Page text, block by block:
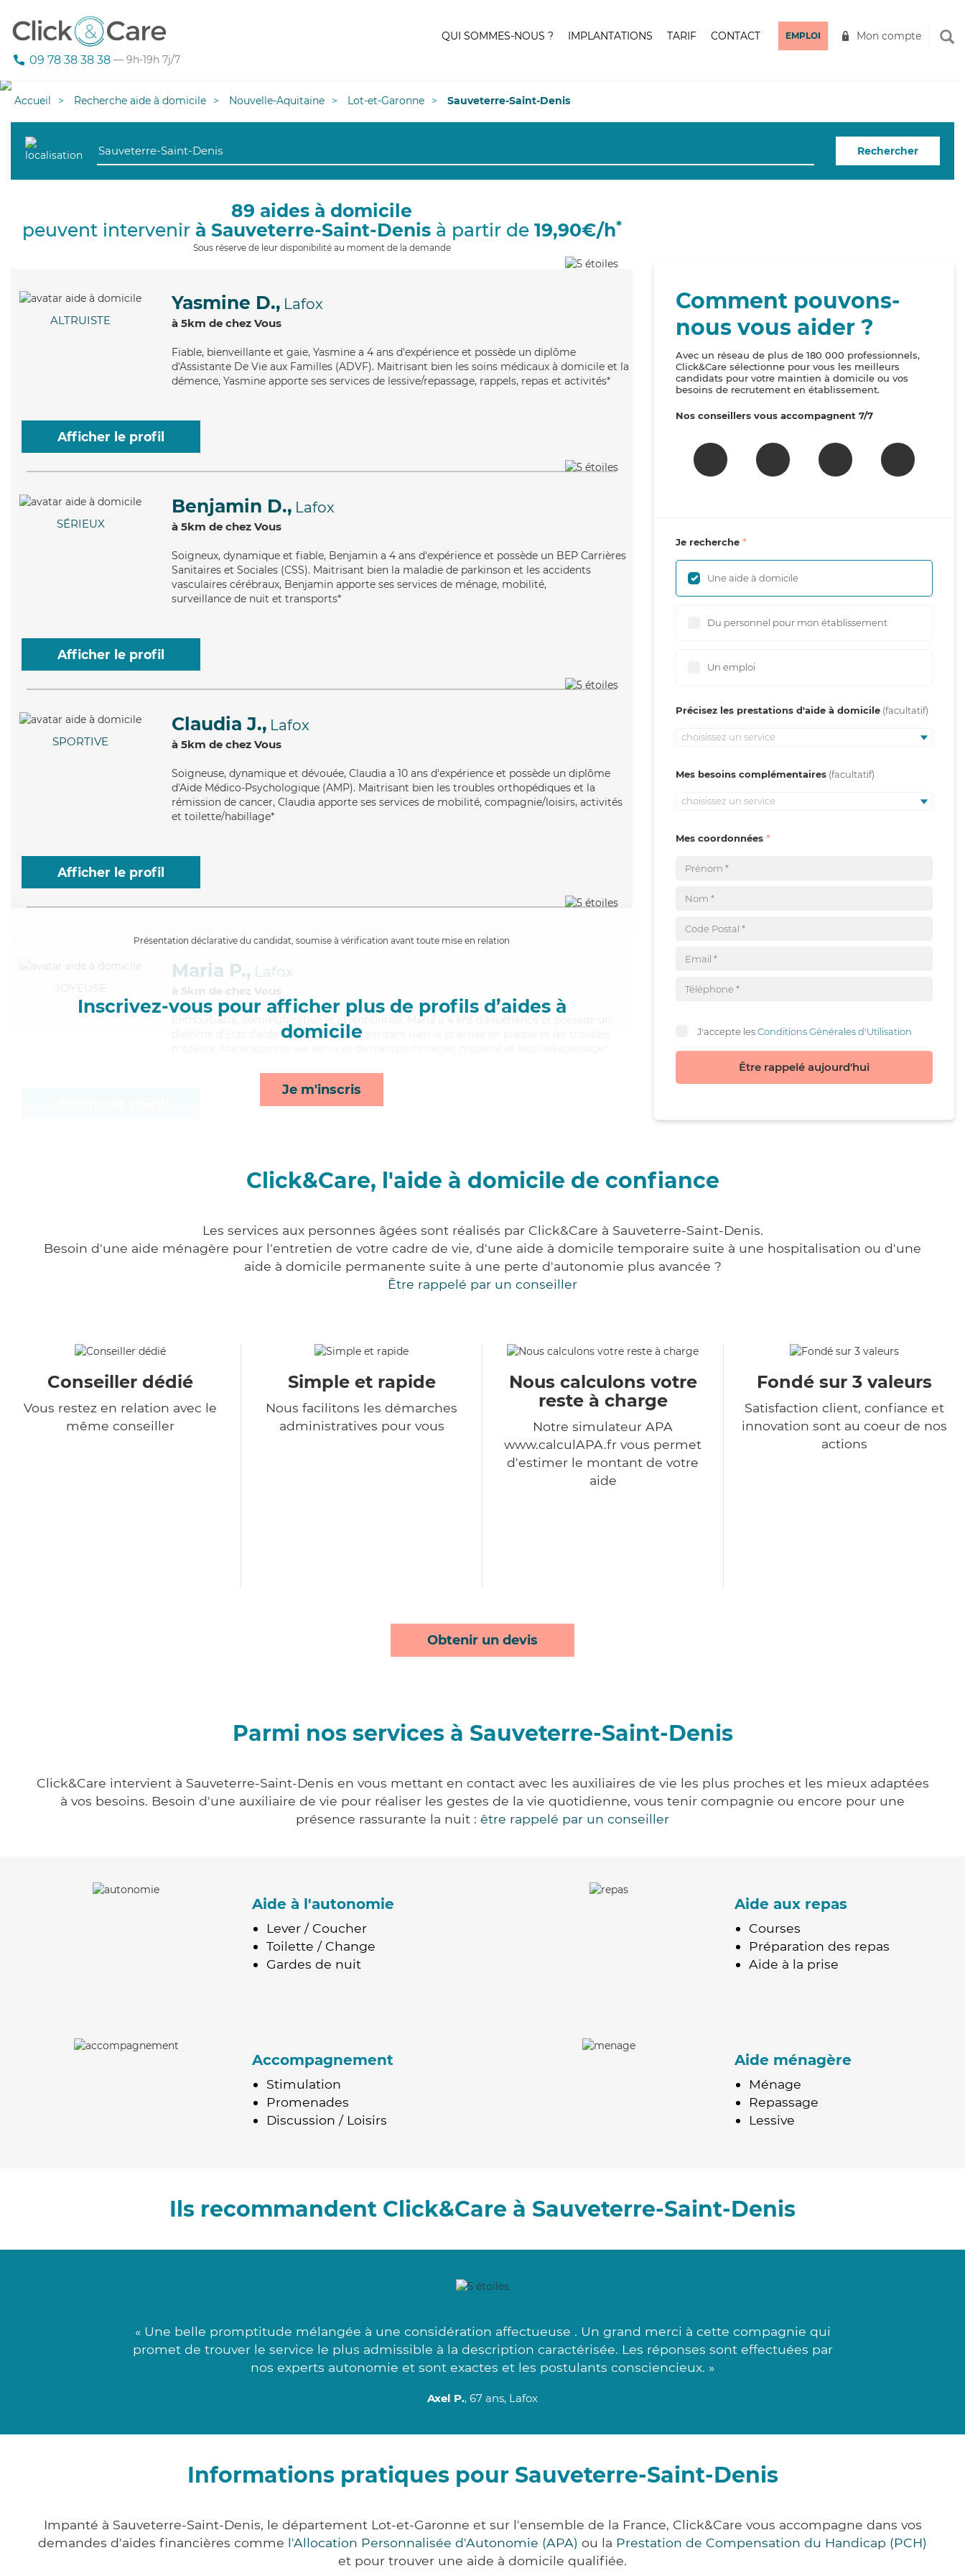
09 78 38 38 38 — 9h-19h 7j/7
QUI SOMMES-NOUS ? IMPLANTATIONS TARIF CONTACT EMPLOI Mon compte
Accueil Recherche aide à domicile Nouvelle-Aquitaine Lot-et-Garonne Sauveterre-Saint-Denis
Rechercher
89 aides à domicile
peuvent intervenir à Sauveterre-Saint-Denisà partir de 19,90€/h*
Sous réserve de leur disponibilité au moment de la demande
ALTRUISTE
Yasmine D., Lafox
à 5km de chez Vous
Fiable, bienveillante et gaie, Yasmine a 4 ans d'expérience et possède un diplôme
d'Assistante De Vie aux Familles (ADVF). Maitrisant bien les soins médicaux à domicile et la
démence, Yasmine apporte ses services de lessive/repassage, rappels, repas et activités*
Afficher le profil
SÉRIEUX
Benjamin D., Lafox
à 5km de chez Vous
Soigneux, dynamique et fiable, Benjamin a 4 ans d'expérience et possède un BEP Carrières
Sanitaires et Sociales (CSS). Maitrisant bien la maladie de parkinson et les accidents
vasculaires cérébraux, Benjamin apporte ses services de ménage, mobilité,
surveillance de nuit et transports*
Afficher le profil
SPORTIVE
Claudia J., Lafox
à 5km de chez Vous
Soigneuse, dynamique et dévouée, Claudia a 10 ans d'expérience et possède un diplôme
d'Aide Médico-Psychologique (AMP). Maitrisant bien les troubles orthopédiques et la
rémission de cancer, Claudia apporte ses services de mobilité, compagnie/loisirs, activités
et toilette/habillage*
Afficher le profil
Présentation déclarative du candidat, soumise à vérification avant toute mise en relation
Inscrivez-vous pour afficher plus de profils d’aides à
domicile
Je m'inscris
JOYEUSE
Maria P., Lafox
à 5km de chez Vous
Enthousiaste
, communicative et attentionnée, Maria a 4 ans d'expérience et possède un
diplôme d'Etat d'aide-soignant (AS). Maitrisant bien la sclérose en plaque et les troubles
Comment pouvons-
nous vous aider ?
Avec un réseau de plus de 180 000 professionnels,
Click&Care sélectionne pour vous les meilleurs
candidats pour votre maintien à domicile ou vos
besoins de recrutement en établissement.
Nos conseillers vous accompagnent 7/7
Je recherche
Une aide à domicile
Du personnel pour mon établissement
Un emploi
Précisez les prestations d'aide à domicile
choisissez un service
Mes besoins complémentaires
choisissez un service
Mes coordonnées
J'accepte lesConditions Générales d'Utilisation
Être rappelé aujourd'hui
Click&Care, l'aide à domicile de confiance
Les services aux personnes âgées sont réalisés par Click&Care à Sauveterre-Saint-Denis.
Besoin d'une aide ménagère pour l'entretien de votre cadre de vie, d'une aide à domicile temporaire suite à une hospitalisation ou d'une
aide à domicile permanente suite à une perte d'autonomie plus avancée ?
Être rappelé par un conseiller
Conseiller dédié
Vous restez en relation avec le
même conseiller
Simple et rapide
Nous facilitons les démarches
administratives pour vous
Nous calculons votre
reste à charge
Notre simulateur APA
www.calculAPA.fr vous permet
d'estimer le montant de votre
aide
Fondé sur 3 valeurs
Satisfaction client, confiance et
innovation sont au coeur de nos
actions
Obtenir un devis
Parmi nos services à Sauveterre-Saint-Denis
Click&Care intervient à Sauveterre-Saint-Denis en vous mettant en contact avec les auxiliaires de vie les plus proches et les mieux adaptées
à vos besoins. Besoin d'une auxiliaire de vie pour réaliser les gestes de la vie quotidienne, vous tenir compagnie ou encore pour une
présence rassurante la nuit : être rappelé par un conseiller
Aide à l'autonomie
Lever / Coucher
Toilette / Change
Gardes de nuit
Aide aux repas
Courses
Préparation des repas
Aide à la prise
Accompagnement
Stimulation
Promenades
Discussion / Loisirs
Aide ménagère
Ménage
Repassage
Lessive
Ils recommandent Click&Care à Sauveterre-Saint-Denis
« Une belle promptitude mélangée à une considération affectueuse . Un grand merci à cette compagnie qui
promet de trouver le service le plus admissible à la description caractérisée. Les réponses sont effectuées par
nos experts autonomie et sont exactes et les postulants consciencieux. »
Axel P., 67 ans, Lafox
Informations pratiques pour Sauveterre-Saint-Denis
Impanté à Sauveterre-Saint-Denis, le département Lot-et-Garonne et sur l'ensemble de la France, Click&Care vous accompagne dans vos
demandes d'aides financières comme l'Allocation Personnalisée d'Autonomie (APA) ou la Prestation de Compensation du Handicap (PCH)
et pour trouver une aide à domicile qualifiée.